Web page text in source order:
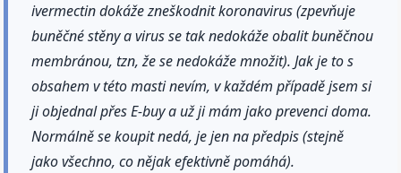
ivermectin dokáže zneškodnit koronavirus (zpevňuje
buněčné stěny a virus se tak nedokáže obalit buněčnou
membránou, tzn, že se nedokáže množit). Jak je to s
obsahem v této masti nevím, v každém případě jsem si
ji objednal přes E-buy a už ji mám jako prevenci doma.
Normálně se koupit nedá, je jen na předpis (stejně
jako všechno, co nějak efektivně pomáhá).